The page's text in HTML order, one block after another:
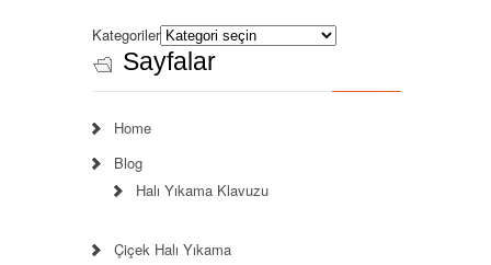
Kategoriler
Sayfalar
Home
Blog
Halı Yıkama Klavuzu
Çiçek Halı Yıkama